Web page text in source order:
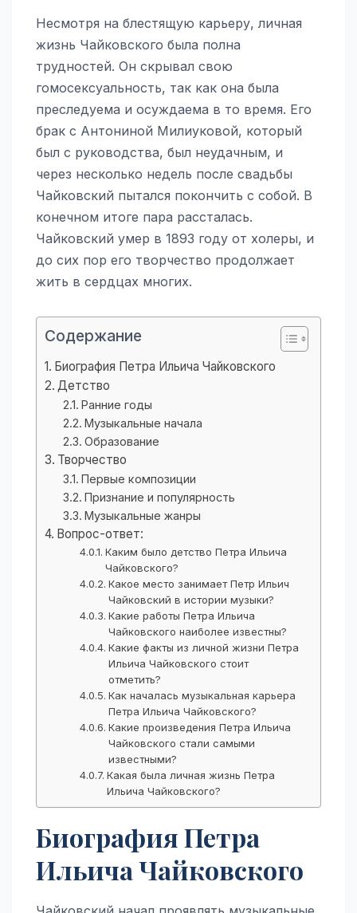
Несмотря на блестящую карьеру, личная
жизнь Чайковского была полна
трудностей. Он скрывал свою
гомосексуальность, так как она была
преследуема и осуждаема в то время. Его
брак с Антониной Милиуковой, который
был с руководства, был неудачным, и
через несколько недель после свадьбы
Чайковский пытался покончить с собой. В
конечном итоге пара рассталась.
Чайковский умер в 1893 году от холеры, и
до сих пор его творчество продолжает
жить в сердцах многих.
Содержание
Биография Петра Ильича Чайковского
Детство
Ранние годы
Музыкальные начала
Образование
Творчество
Первые композиции
Признание и популярность
Музыкальные жанры
Вопрос-ответ:
Каким было детство Петра Ильича
Чайковского?
Какое место занимает Петр Ильич
Чайковский в истории музыки?
Какие работы Петра Ильича
Чайковского наиболее известны?
Какие факты из личной жизни Петра
Ильича Чайковского стоит
отметить?
Как началась музыкальная карьера
Петра Ильича Чайковского?
Какие произведения Петра Ильича
Чайковского стали самыми
известными?
Какая была личная жизнь Петра
Ильича Чайковского?
Биография Петра
Ильича Чайковского